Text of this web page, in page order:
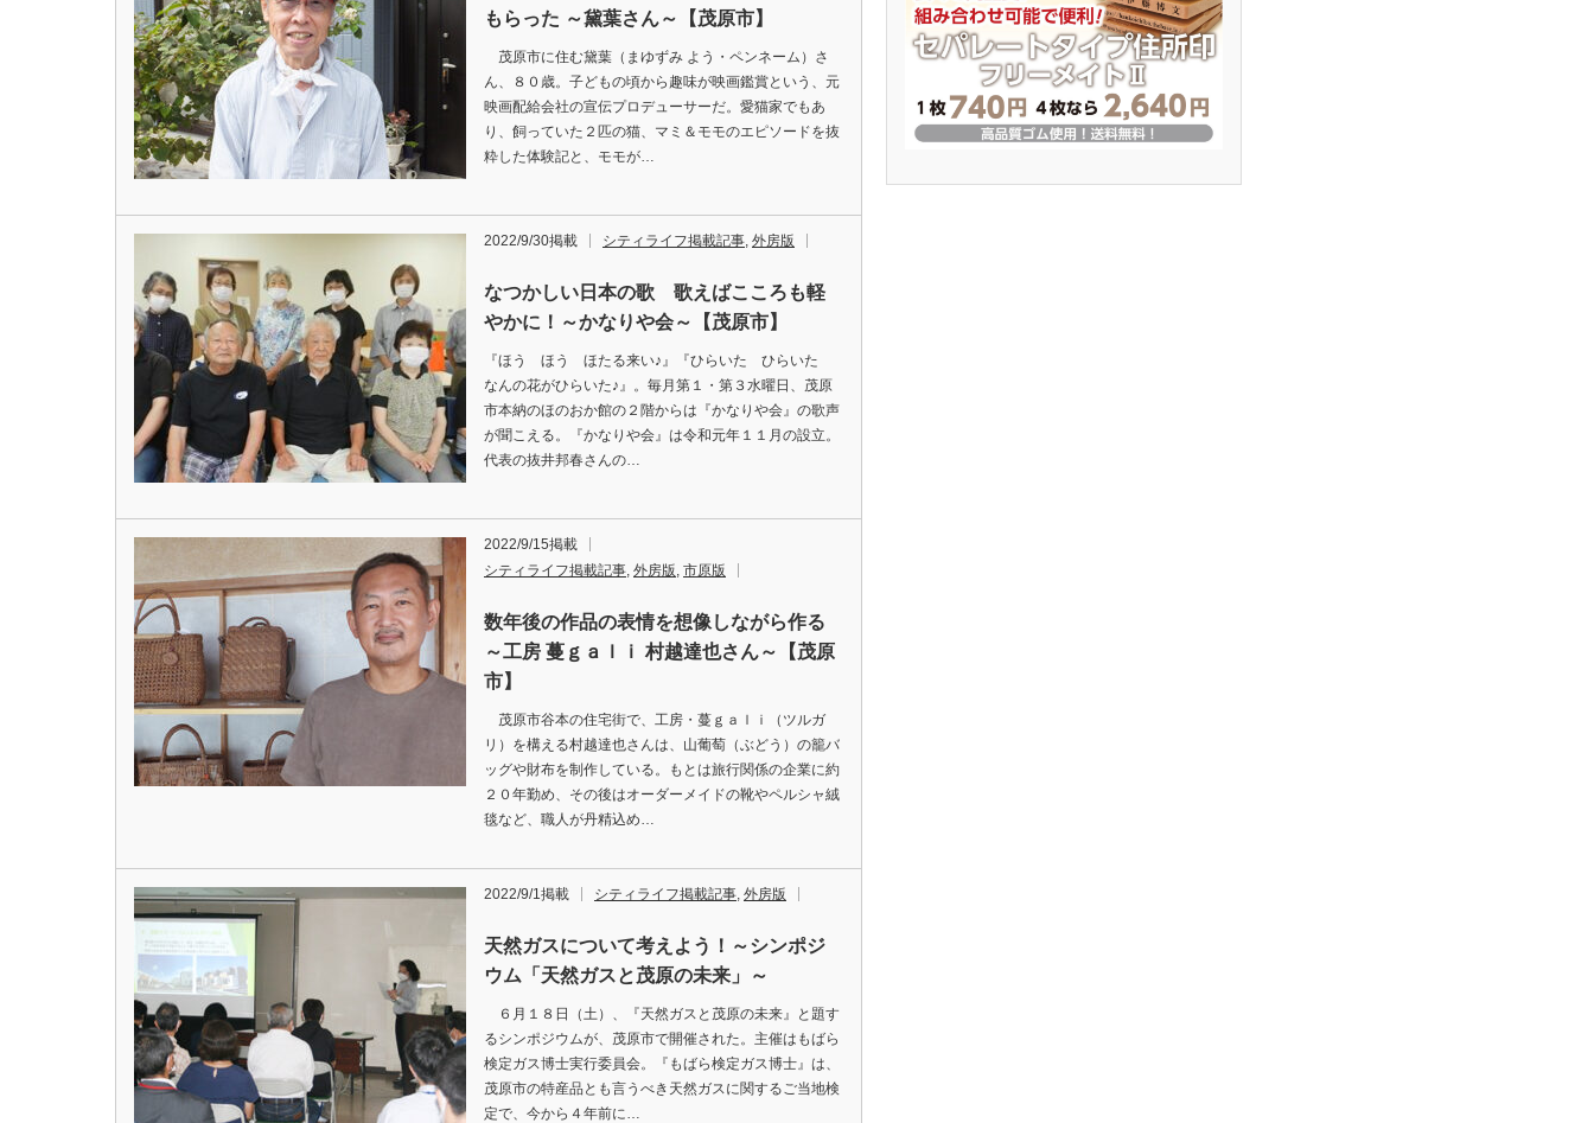
もらった ～黛葉さん～【茂原市】
茂原市に住む黛葉（まゆずみ よう・ペンネーム）さ
ん、８０歳。子どもの頃から趣味が映画鑑賞という、元
映画配給会社の宣伝プロデューサーだ。愛猫家でもあ
り、飼っていた２匹の猫、マミ＆モモのエピソードを抜
粋した体験記と、モモが…
2022/9/30掲載 シティライフ掲載記事, 外房版
なつかしい日本の歌 歌えばこころも軽
やかに！～かなりや会～【茂原市】
『ほう ほう ほたる来い♪』『ひらいた ひらいた
なんの花がひらいた♪』。毎月第１・第３水曜日、茂原
市本納のほのおか館の２階からは『かなりや会』の歌声
が聞こえる。『かなりや会』は令和元年１１月の設立。
代表の抜井邦春さんの…
2022/9/15掲載
シティライフ掲載記事, 外房版, 市原版
数年後の作品の表情を想像しながら作る
～工房 蔓ｇａｌｉ 村越達也さん～【茂原
市】
茂原市谷本の住宅街で、工房・蔓ｇａｌｉ（ツルガ
リ）を構える村越達也さんは、山葡萄（ぶどう）の籠バ
ッグや財布を制作している。もとは旅行関係の企業に約
２０年勤め、その後はオーダーメイドの靴やペルシャ絨
毯など、職人が丹精込め…
2022/9/1掲載 シティライフ掲載記事, 外房版
天然ガスについて考えよう！～シンポジ
ウム「天然ガスと茂原の未来」～
６月１８日（土）、『天然ガスと茂原の未来』と題す
るシンポジウムが、茂原市で開催された。主催はもばら
検定ガス博士実行委員会。『もばら検定ガス博士』は、
茂原市の特産品とも言うべき天然ガスに関するご当地検
定で、今から４年前に…